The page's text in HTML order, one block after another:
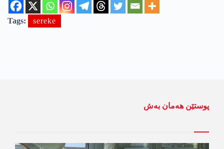
Tags: sereke
پوستێن ھەمان بەش